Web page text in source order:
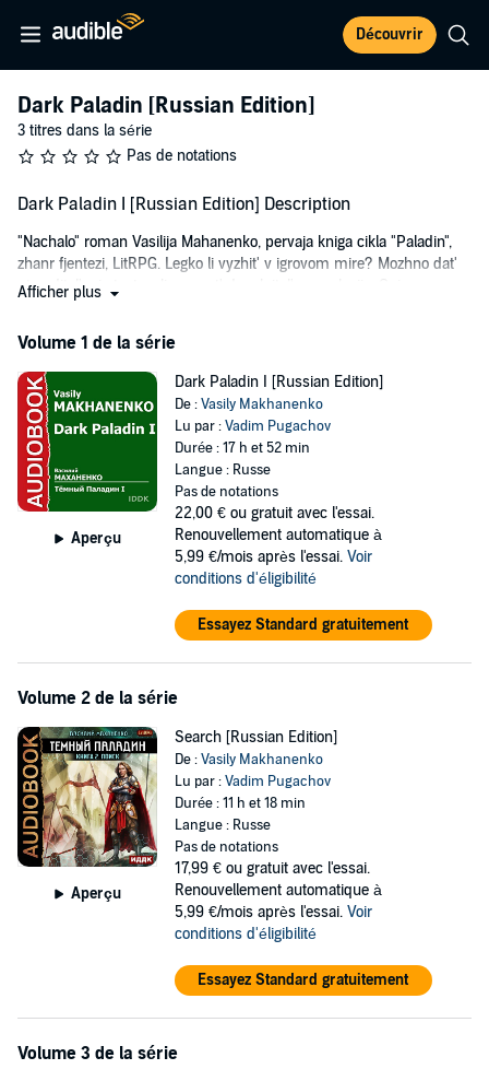
Découvrir
Dark Paladin [Russian Edition]
3 titres dans la série
Pas de notations
Dark Paladin I [Russian Edition] Description
"Nachalo" roman Vasilija Mahanenko, pervaja kniga cikla "Paladin",
zhanr fjentezi, LitRPG. Legko li vyzhit' v igrovom mire? Mozhno dat'
utverditel'nyj otvet, esli ne znat' dopolnitel'nye uslovija. Oni
tebja plevat'. Vse eshhe uvereny, chto vyzhit' legko? Togda dobro
pozhalovat' v IGRU! Ona dokazhet vam obratnoe.
Please note: This audiobook is in Russian.
©2016 IDDK (P)2016 IDDK
Afficher plus
Volume 1 de la série
Aperçu
Dark Paladin I [Russian Edition]
De :Vasily Makhanenko
Lu par :Vadim Pugachov
Durée : 17 h et 52 min
Langue : Russe
Pas de notations
22,00 € ou gratuit avec l'essai.
Renouvellement automatique à
5,99 €/mois après l'essai. Voir
conditions d'éligibilité
Essayez Standard gratuitement
Volume 2 de la série
Aperçu
Search [Russian Edition]
De :Vasily Makhanenko
Lu par :Vadim Pugachov
Durée : 11 h et 18 min
Langue : Russe
Pas de notations
17,99 € ou gratuit avec l'essai.
Renouvellement automatique à
5,99 €/mois après l'essai. Voir
conditions d'éligibilité
Essayez Standard gratuitement
Volume 3 de la série